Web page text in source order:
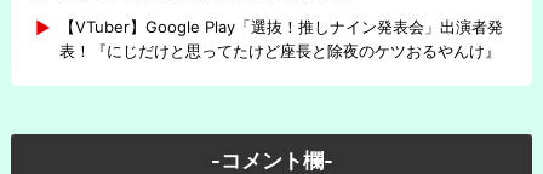
【VTuber】Google Play「選抜！推しナイン発表会」出演者発
表！『にじだけと思ってたけど座長と除夜のケツおるやんけ』
-コメント欄-